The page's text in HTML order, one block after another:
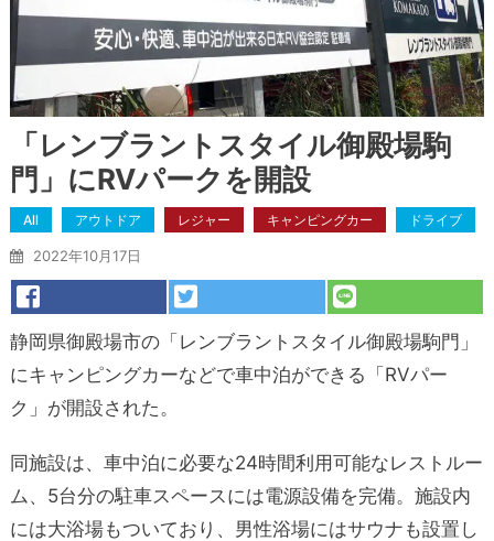
「レンブラントスタイル御殿場駒
門」にRVパークを開設
All アウトドア レジャー キャンピングカー ドライブ
2022年10月17日
静岡県御殿場市の「レンブラントスタイル御殿場駒門 」
にキャンピングカーなどで車中泊ができる「RVパー
ク」が開設された。
同施設は、車中泊に必要な24時間利用可能なレストルー
ム、5台分の駐車スペースには電源設備を完備。施設内
には大浴場もついており、男性浴場にはサウナも設置し